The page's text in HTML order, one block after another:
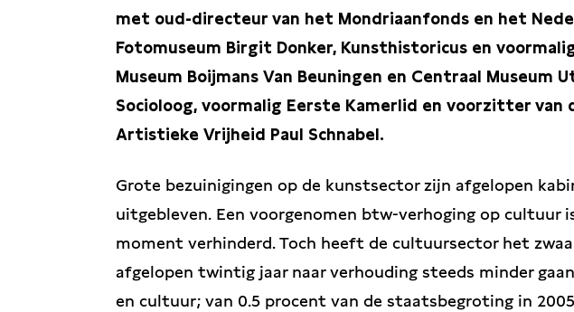
met oud-directeur van het Mondriaanfonds en het
Fotomuseum Birgit Donker, Kunsthistoricus en
Museum Boijmans Van Beuningen en Centraal Museum
Socioloog, voormalig Eerste Kamerlid en voorzitter van
Artistieke Vrijheid Paul Schnabel.
Grote bezuinigingen op de kunstsector zijn afgelopen
uitgebleven. Een voorgenomen btw-verhoging op cultuur
moment verhinderd. Toch heeft de cultuursector het
afgelopen twintig jaar naar verhouding steeds minder
en cultuur; van 0.5 procent van de staatsbegroting in